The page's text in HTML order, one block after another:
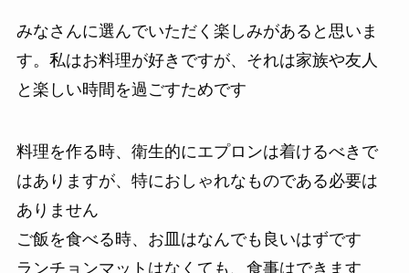
みなさんに選んでいただく楽しみがあると思いま
す。私はお料理が好きですが、それは家族や友人
と楽しい時間を過ごすためです
料理を作る時、衛生的にエプロンは着けるべきで
はありますが、特におしゃれなものである必要は
ありません
ご飯を食べる時、お皿はなんでも良いはずです
ランチョンマットはなくても、食事はできます